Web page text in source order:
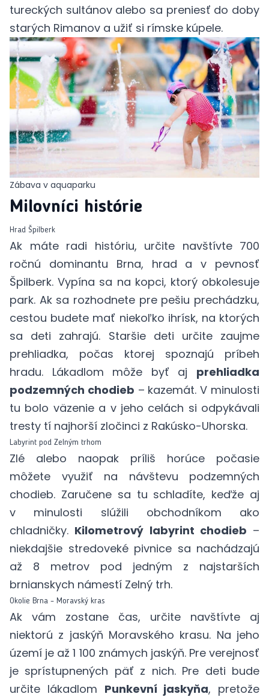
tureckých sultánov alebo sa preniesť do doby
starých Rimanov a užiť si rímske kúpele.
Zábava v aquaparku
Milovníci histórie
Hrad Špilberk
Ak máte radi históriu, určite navštívte 700
ročnú dominantu Brna, hrad a v pevnosť
Špilberk. Vypína sa na kopci, ktorý obkolesuje
park. Ak sa rozhodnete pre pešiu prechádzku,
cestou budete mať niekoľko ihrísk, na ktorých
sa deti zahrajú. Staršie deti určite zaujme
prehliadka, počas ktorej spoznajú príbeh
hradu. Lákadlom môže byť aj prehliadka
podzemných chodieb – kazemát. V minulosti
tu bolo väzenie a v jeho celách si odpykávali
tresty tí najhorší zločinci z Rakúsko-Uhorska.
Labyrint pod Zelným trhom
Zlé alebo naopak príliš horúce počasie
môžete využiť na návštevu podzemných
chodieb. Zaručene sa tu schladíte, keďže aj
v minulosti slúžili obchodníkom ako
chladničky. Kilometrový labyrint chodieb –
niekdajšie stredoveké pivnice sa nachádzajú
až 8 metrov pod jedným z najstarších
brnianskych námestí Zelný trh.
Okolie Brna – Moravský kras
Ak vám zostane čas, určite navštívte aj
niektorú z jaskýň Moravského krasu. Na jeho
území je až 1 100 známych jaskýň. Pre verejnosť
je sprístupnených päť z nich. Pre deti bude
určite lákadlom Punkevní jaskyňa, pretože